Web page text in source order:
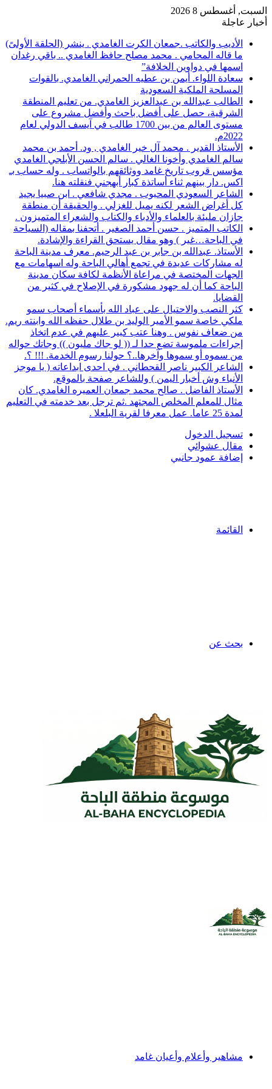
السبت, أغسطس 8 2026
أخبار عاجلة
الأديب والكاتب .جمعان الكرت الغامدي . ينشر (الحلقة الأولىً)
ما قاله المحامي . محمد مصلح حافظ الغامدي .. باقي رغدان
اسمها في دواوين الخلافة”
سعادة اللواء. أيمن بن عطيه الحمراني الغامدي. بالقوات
المسلحة الملكية السعودية
الطالب عبدالله بن عبدالعزيز الغامدي. من تعليم المنطقة
الشرقية، حصل على أفضل باحث وأفضل مشروع على
مستوى العالم من بين 1700 طالب في آيسف الدولي لعام
2022م.
الأستاذ القدير . محمد آل خير الغامدي , ود. أحمد بن محمد
سالم الغامدي وأخونا الغالي . سالم الحسن الأبلجي الغامدي
مؤسس قروب تاريخ غامد ووثائقهم بالواتساب . وله حساب بـ
اكس. دار بينهم ثناء أساتذة كبار أبهجني فنقلته هنا.
الشاعر السعودي المحبوب . مجدي شافعي . ابن صبيا يجيد
كل أغراض الشعر لكنه يميل للغزلي . والحقيقة أن منطقة
جازان مليئة بالعلماء والأدباء والكتاب والشعراء المتميزون .
الكاتب المتميز . حسن أحمد الصغير . أتحفنا بمقاله (السياحة
في الباحة…غير ) وهو مقال يستحق القراءة والإشادة.
الأستاذ. عبدالله بن جابر بن عبد الرحيم. معرف مدينة الباحة
له مشاركات عديدة في تجمع أهالي الباحة وله اسهامات مع
الجهات المختصة في مراعاة الأنظمة لكافة سكان مدينة
الباحة كما أن له جهود مشكورة في الإصلاح في كثير من
القضايا.
كثر النصب والاحتيال على عباد الله بأسماء أصحاب سمو
ملكي خاصة سمو الأمير الوليد بن طلال حفظه الله وابنته ريم.
من ضعاف نفوس . وهنا عتب كبير عليهم في عدم اتخاذ
إجراءات ملموسة تضع حدا لـ (( لو جاك مليون )) وجاتك حواله
من سموه أو سموها وآخرها..؟ حولنا رسوم الخدمة. !!! ؟.
الشاعر الكبير ناصر القحطاني . في احدى ابداعاته ( يا موجز
الأنباء وش أخبار اليمن ) وللشاعر صفحة بالموقع.
الأستاذ الفاضل . صالح محمد جمعان العميره الغامدي. كان
مثال للمعلم المخلص المجتهد .ثم ترجل بعد خدمته في التعليم
لمدة 25 عاما. عمل معرفا لقرية البلعلا .
تسجيل الدخول
مقال عشوائي
إضافة عمود جانبي
القائمة
بحث عن
مشاهير وأعلام وأعيان غامد